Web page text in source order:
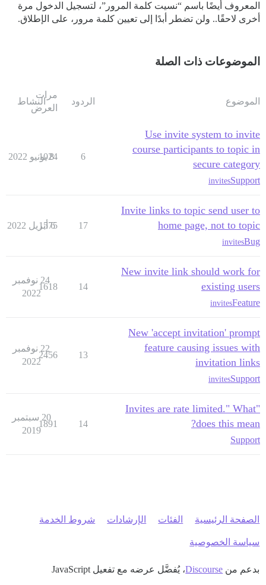
المعروف أيضًا باسم “نسيت كلمة المرور”، لتسجيل الدخول مرة
أخرى لاحقًا.. ولن تضطر أبدًا إلى تعيين كلمة مرور، على الإطلاق.
الموضوعات ذات الصلة
الموضوع الردود
مرات
العرض
النشاط
Use invite system to invite
course participants to topic in
secure category
Support
invites
6
1024
8 يونيو 2022
Invite links to topic send user to
home page, not to topic
Bug
invites
17
1575
6 أبريل 2022
New invite link should work for
existing users
Feature
invites
14
1618
24 نوفمبر
2022
New 'accept invitation' prompt
feature causing issues with
invitation links
Support
invites
13
2456
22 نوفمبر
2022
"Invites are rate limited." What
does this mean?
Support
14
1891
20 سبتمبر
2019
الصفحة الرئيسية الفئات الإرشادات شروط الخدمة
سياسة الخصوصية
بدعم من Discourse، يُفضَّل عرضه مع تفعيل JavaScript